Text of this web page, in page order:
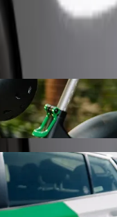
avec
Główne. Avec Bolt, ce